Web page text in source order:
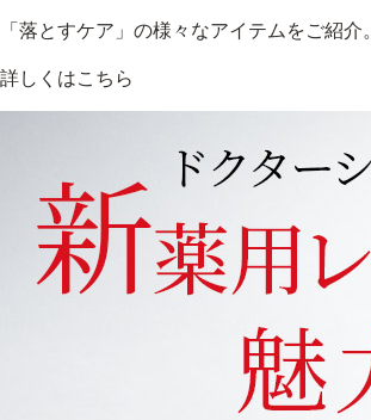
「落とすケア」の様々なアイテムをご紹介。
詳しくはこちら